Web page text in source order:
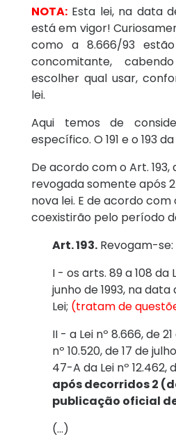
NOTA: Esta lei, na data
está em vigor!
como a 8.666/93
concomitante,
escolher qual usar,
lei.
Aqui temos de
específico. O 191 e o 193
De acordo com o Art. 193,
revogada somente após
nova lei. E de acordo com
coexistirão pelo período
Art. 193. Revogam-se:
I - os arts. 89 a 108 da
junho de 1993, na
Lei; (tratam de
II - a Lei nº 8.666, de
nº 10.520, de 17 de
47-A da Lei nº 12.462,
após decorridos 2
publicação oficial
(...)